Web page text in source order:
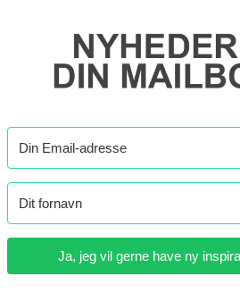
Ja, jeg vil gerne have ny